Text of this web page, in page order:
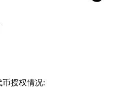
币授权情况: